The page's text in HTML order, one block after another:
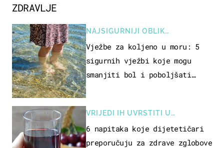
ZDRAVLJE
NAJSIGURNIJI OBLIK
REKREACIJE
Vježbe za koljeno u moru: 5
sigurnih vježbi koje mogu
smanjiti bol i poboljšati
VRIJEDI IH UVRSTITI U
PREHRANU
6 napitaka koje dijetetičari
preporučuju za zdrave zglobove